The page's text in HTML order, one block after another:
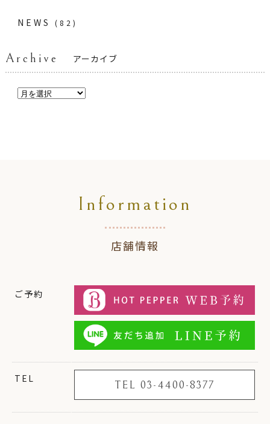
NEWS (82)
Archive アーカイブ
Information
店舗情報
ご予約
TEL
TEL 03-4400-8377